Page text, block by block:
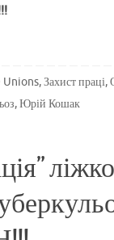
Unions,Захист праці,
,Юрій Кошак